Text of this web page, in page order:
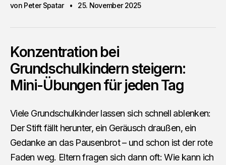
von Peter Spatar 25. November 2025
Konzentration bei
Grundschulkindern steigern:
Mini-Übungen für jeden Tag
Viele Grundschulkinder lassen sich schnell ablenken:
Der Stift fällt herunter, ein Geräusch draußen, ein
Gedanke an das Pausenbrot – und schon ist der rote
Faden weg. Eltern fragen sich dann oft: Wie kann ich